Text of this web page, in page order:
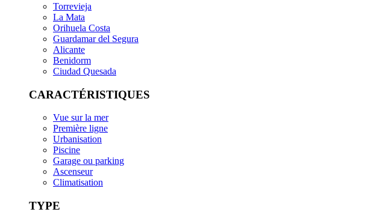
Torrevieja
La Mata
Orihuela Costa
Guardamar del Segura
Alicante
Benidorm
Ciudad Quesada
CARACTÉRISTIQUES
Vue sur la mer
Première ligne
Urbanisation
Piscine
Garage ou parking
Ascenseur
Climatisation
TYPE